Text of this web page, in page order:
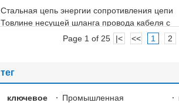
Стальная цепь энергии сопротивления цепи
Товлине несущей шланга провода кабеля с
поддерживая доскойPage 1 of 25 |< << 1 2
тег
ключевое
Промышленная